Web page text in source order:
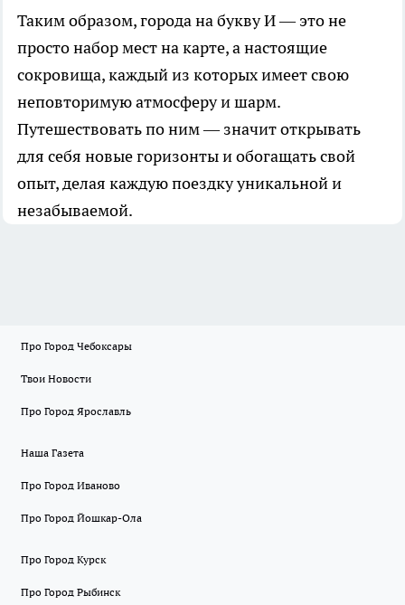
Таким образом, города на букву И — это не
просто набор мест на карте, а настоящие
сокровища, каждый из которых имеет свою
неповторимую атмосферу и шарм.
Путешествовать по ним — значит открывать
для себя новые горизонты и обогащать свой
опыт, делая каждую поездку уникальной и
незабываемой.
Про Город Чебоксары
Твои Новости
Про Город Ярославль
Наша Газета
Про Город Иваново
Про Город Йошкар-Ола
Про Город Курск
Про Город Рыбинск